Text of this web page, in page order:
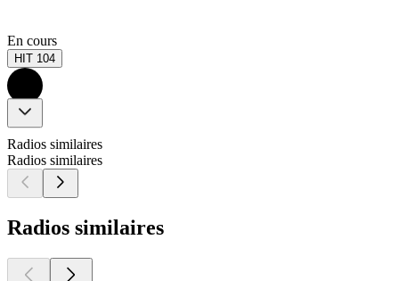
En cours
HIT 104
Radios similaires
Radios similaires
Radios similaires